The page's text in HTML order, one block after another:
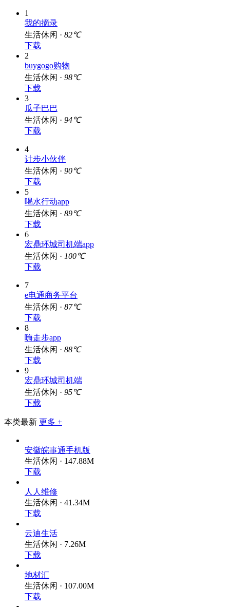
1
我的摘录
生活休闲 · 82℃
下载
2
buygogo购物
生活休闲 · 98℃
下载
3
瓜子巴巴
生活休闲 · 94℃
下载
4
计步小伙伴
生活休闲 · 90℃
下载
5
喝水行动app
生活休闲 · 89℃
下载
6
宏鼎环城司机端app
生活休闲 · 100℃
下载
7
e电通商务平台
生活休闲 · 87℃
下载
8
嗨走步app
生活休闲 · 88℃
下载
9
宏鼎环城司机端
生活休闲 · 95℃
下载
本类最新 更多 +
安徽皖事通手机版
生活休闲 · 147.88M
下载
人人维修
生活休闲 · 41.34M
下载
云迪生活
生活休闲 · 7.26M
下载
地材汇
生活休闲 · 107.00M
下载